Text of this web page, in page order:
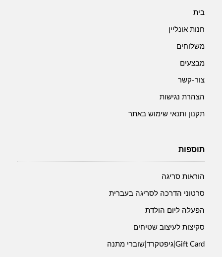
בית
חנות אונליין
משלוחים
מבצעים
צור-קשר
הצהרת נגישות
תקנון ותנאי שימוש באתר
תוספות
הוראות סריגה
סרטוני הדרכה לסריגה בעברית
הפעלה ליום הולדת
סקיצות לעיצוב שטיחים
Gift Card|גיפטקרד|שוברי מתנה